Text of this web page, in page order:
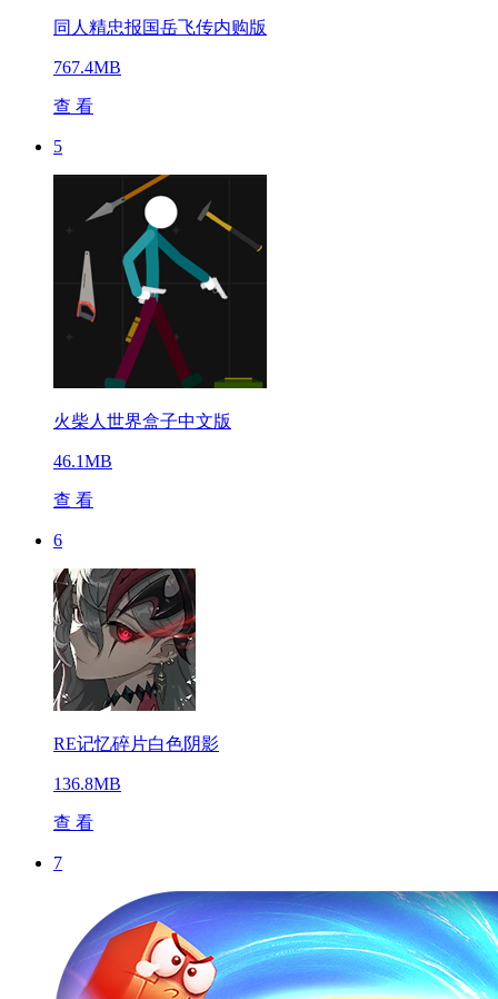
同人精忠报国岳飞传内购版
767.4MB
查 看
5
火柴人世界盒子中文版
46.1MB
查 看
6
RE记忆碎片白色阴影
136.8MB
查 看
7